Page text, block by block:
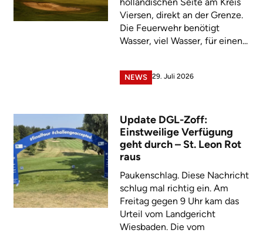
Viersen, direkt an der Grenze.
Die Feuerwehr benötigt
Wasser, viel Wasser, für einen...
NEWS 29. Juli 2026
Update DGL-Zoff:
Einstweilige Verfügung
geht durch – St. Leon Rot
raus
Paukenschlag. Diese Nachricht
schlug mal richtig ein. Am
Freitag gegen 9 Uhr kam das
Urteil vom Landgericht
Wiesbaden. Die vom